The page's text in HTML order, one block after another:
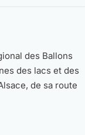
des Ballons
des lacs et des
de sa route